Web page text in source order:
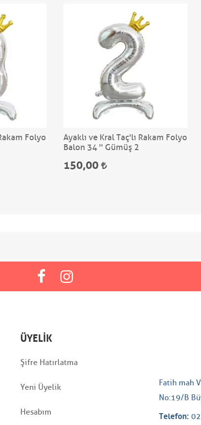
Folyo
Ayaklı ve Kral Taç'lı Rakam Folyo
Balon 34 '' Gümüş 2
150,00
ÜYELIK
Şifre Hatırlatma
Yeni Üyelik
Hesabım
Fatih mah
No:19/B
Telefon: